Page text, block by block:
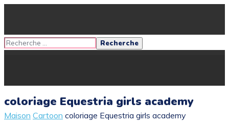
coloriage Equestria girls academy
Maison Cartoon coloriage Equestria girls academy